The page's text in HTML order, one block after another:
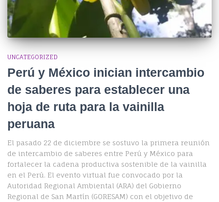
UNCATEGORIZED
Perú y México inician intercambio
de saberes para establecer una
hoja de ruta para la vainilla
peruana
El pasado 22 de diciembre se sostuvo la primera reunión
de intercambio de saberes entre Perú y México para
fortalecer la cadena productiva sostenible de la vainilla
en el Perú. El evento virtual fue convocado por la
Autoridad Regional Ambiental (ARA) del Gobierno
Regional de San Martín (GORESAM) con el objetivo de